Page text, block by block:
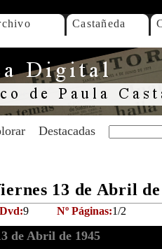
Castañeda
Destacadas
13 de Abril
Dvd:9 Nº Páginas:1/2
de Abril de 1945